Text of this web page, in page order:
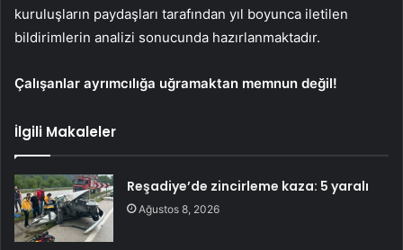
kuruluşların paydaşları tarafından yıl boyunca iletilen
bildirimlerin analizi sonucunda hazırlanmaktadır.
Çalışanlar ayrımcılığa uğramaktan memnun değil!
İlgili Makaleler
Reşadiye’de zincirleme kaza: 5 yaralı
Ağustos 8, 2026